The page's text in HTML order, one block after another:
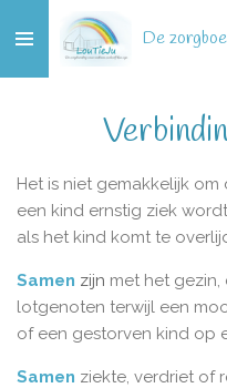
direct
naar
hoofdinhoud
Het is niet gemakkelijk
een kind ernstig ziek
als het kind komt te
Samen zijn met het
lotgenoten terwijl een
of een gestorven kind op
Samen ziekte, verdriet of